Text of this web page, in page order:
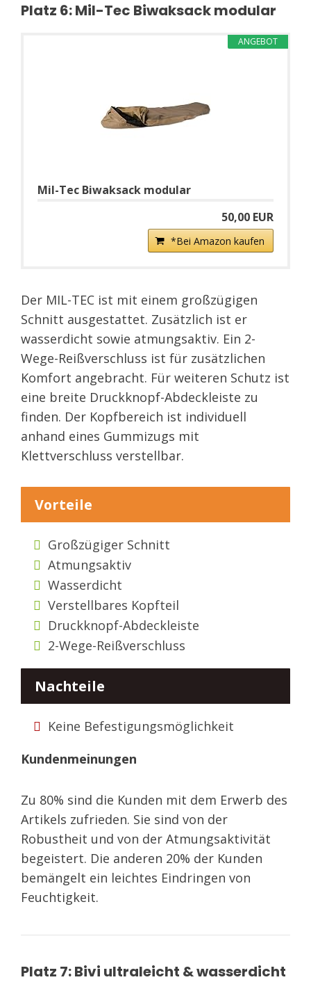
Platz 6: Mil-Tec Biwaksack modular
ANGEBOT
Mil-Tec Biwaksack modular
50,00 EUR
*Bei Amazon kaufen
Der MIL-TEC ist mit einem großzügigen
Schnitt ausgestattet. Zusätzlich ist er
wasserdicht sowie atmungsaktiv. Ein 2-
Wege-Reißverschluss ist für zusätzlichen
Komfort angebracht. Für weiteren Schutz ist
eine breite Druckknopf-Abdeckleiste zu
finden. Der Kopfbereich ist individuell
anhand eines Gummizugs mit
Klettverschluss verstellbar.
Vorteile
Großzügiger Schnitt
Atmungsaktiv
Wasserdicht
Verstellbares Kopfteil
Druckknopf-Abdeckleiste
2-Wege-Reißverschluss
Nachteile
Keine Befestigungsmöglichkeit
Kundenmeinungen
Zu 80% sind die Kunden mit dem Erwerb des
Artikels zufrieden. Sie sind von der
Robustheit und von der Atmungsaktivität
begeistert. Die anderen 20% der Kunden
bemängelt ein leichtes Eindringen von
Feuchtigkeit.
Platz 7: Bivi ultraleicht & wasserdicht